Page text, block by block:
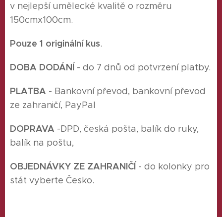
v nejlepší umělecké kvalitě o rozměru
150cmx100cm.
Pouze 1 originální kus.
DOBA DODÁNÍ - do 7 dnů od potvrzení platby.
PLATBA - Bankovní převod, bankovní převod
ze zahraničí, PayPal
DOPRAVA -DPD, česká pošta, balík do ruky,
balík na poštu,
OBJEDNÁVKY ZE ZAHRANIČÍ - do kolonky pro
stát vyberte Česko.